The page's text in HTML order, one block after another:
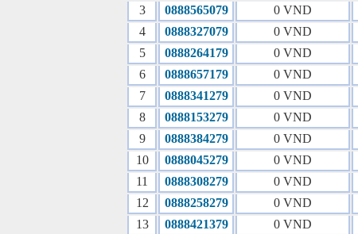
3
0888565079 0 VND
4
0888327079 0 VND
5
0888264179 0 VND
6
0888657179 0 VND
7
0888341279 0 VND
8
0888153279 0 VND
9
0888384279 0 VND
10
0888045279 0 VND
11
0888308279 0 VND
12
0888258279 0 VND
13
0888421379 0 VND